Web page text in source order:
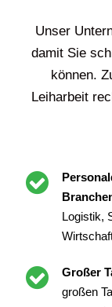
Unser
damit Sie
können.
Leiharbeit
Logistik,
Großer
großen